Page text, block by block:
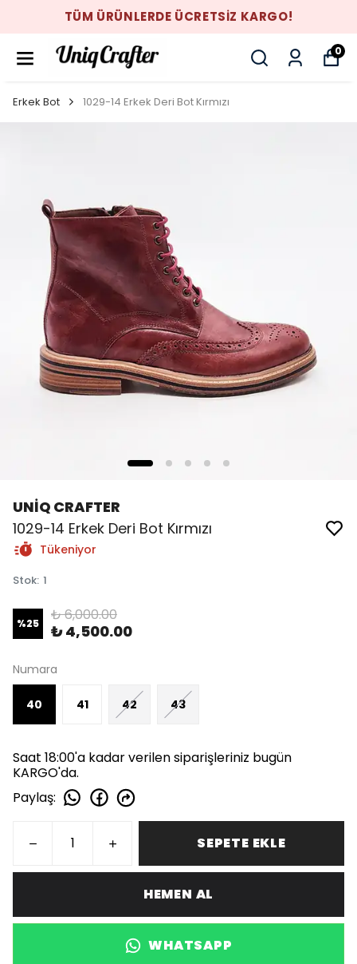
TÜM ÜRÜNLERDE ÜCRETSİZ KARGO!
0
Erkek Bot 1029-14 Erkek Deri Bot Kırmızı
UNİQ CRAFTER
1029-14 Erkek Deri Bot Kırmızı
Tükeniyor
Stok: 1
%25 ₺ 6,000.00
₺ 4,500.00
Numara
40 41 42 43
Saat 18:00'a kadar verilen siparişleriniz bugün
KARGO'da.
Paylaş:
SEPETE EKLE
HEMEN AL
WHATSAPP